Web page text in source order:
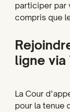
participer par
compris que
ligne via
La Cour
pour la tenue